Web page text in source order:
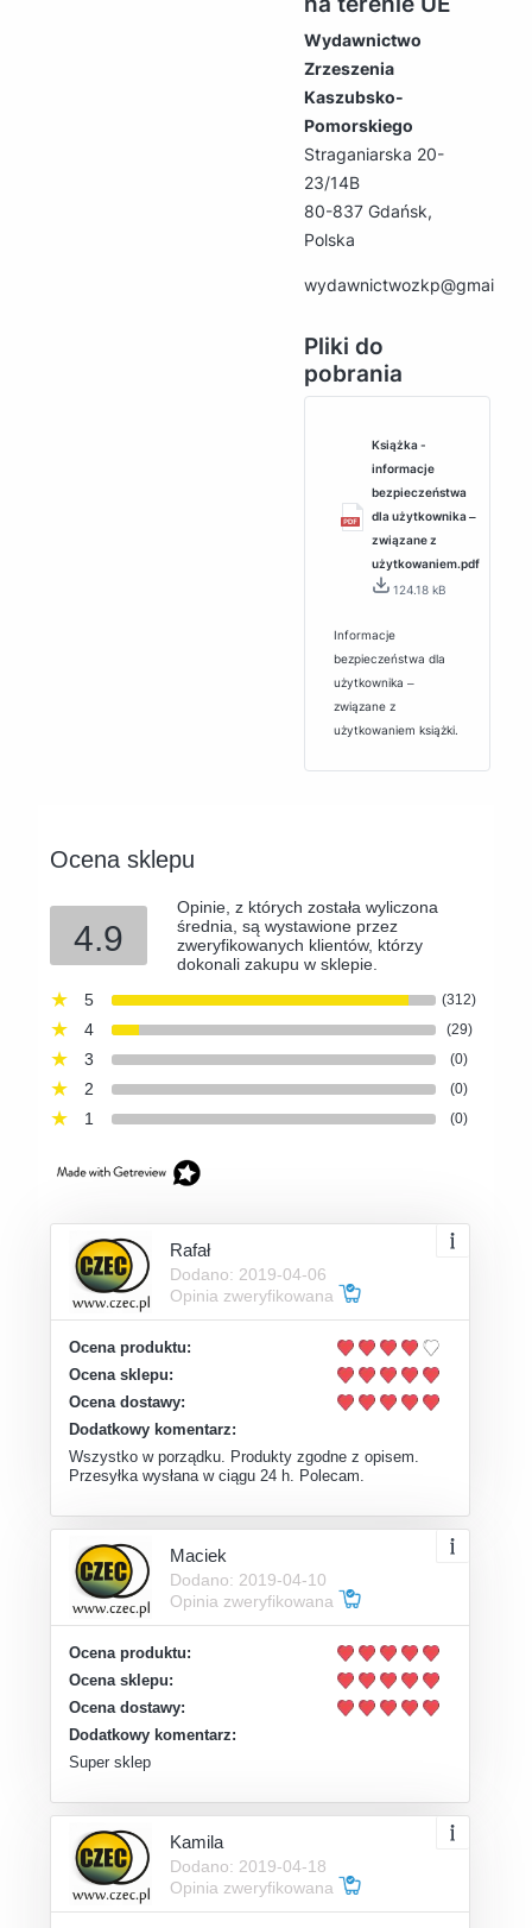
Wydawnictwo
Zrzeszenia
Kaszubsko-
Pomorskiego
Straganiarska 20-
23/14B
80-837 Gdańsk,
Polska
Pliki do
pobrania
Książka -
informacje
bezpieczeństwa
dla użytkownika ‒
związane z
użytkowaniem.pdf
124.18 kB
Informacje
bezpieczeństwa dla
użytkownika ‒
związane z
użytkowaniem książki.
Ocena sklepu
4.9
Opinie, z których została wyliczona
średnia, są wystawione przez
zweryfikowanych klientów, którzy
dokonali zakupu w sklepie.
5
(312)
4 (29)
3 (0)
2 (0)
1 (0)
Rafał
Dodano: 2019-04-06
Opinia zweryfikowana
Ocena produktu:
Ocena sklepu:
Ocena dostawy:
Dodatkowy komentarz:
Wszystko w porządku. Produkty zgodne z opisem.
Przesyłka wysłana w ciągu 24 h. Polecam.
Maciek
Dodano: 2019-04-10
Opinia zweryfikowana
Ocena produktu:
Ocena sklepu:
Ocena dostawy:
Dodatkowy komentarz:
Super sklep
Kamila
Dodano: 2019-04-18
Opinia zweryfikowana